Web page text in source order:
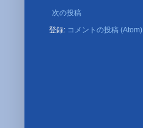
次の投稿
登録: コメントの投稿 (Atom)